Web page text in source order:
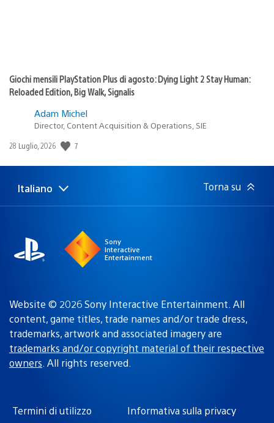
Giochi mensili PlayStation Plus di agosto: Dying Light 2 Stay Human:
Reloaded Edition, Big Walk, Signalis
Adam Michel
Director, Content Acquisition & Operations, SIE
Data
pubblicazione:
28 Luglio, 2026 7
Seleziona
una
Regione
attuale:
Italiano Torna su
Sony
Interactive
Entertainment
Website © 2026 Sony Interactive Entertainment. All
content, game titles, trade names and/or trade dress,
trademarks, artwork and associated imagery are
trademarks and/or copyright material of their respective
owners. All rights reserved.
Termini di utilizzo Informativa sulla privacy